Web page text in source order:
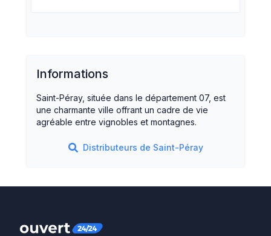
Informations
Saint-Péray, située dans le département 07, est
une charmante ville offrant un cadre de vie
agréable entre vignobles et montagnes.
Distributeurs de Saint-Péray